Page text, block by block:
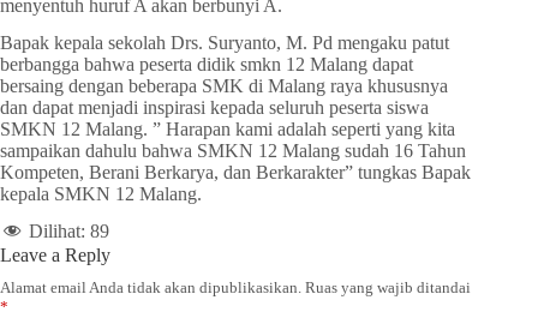
menyentuh huruf A akan berbunyi A.
Bapak kepala sekolah Drs. Suryanto, M. Pd mengaku patut
berbangga bahwa peserta didik smkn 12 Malang dapat
bersaing dengan beberapa SMK di Malang raya khususnya
dan dapat menjadi inspirasi kepada seluruh peserta siswa
SMKN 12 Malang. ” Harapan kami adalah seperti yang kita
sampaikan dahulu bahwa SMKN 12 Malang sudah 16 Tahun
Kompeten, Berani Berkarya, dan Berkarakter” tungkas Bapak
kepala SMKN 12 Malang.
Dilihat: 89
Leave a Reply
Alamat email Anda tidak akan dipublikasikan. Ruas yang wajib ditandai
*